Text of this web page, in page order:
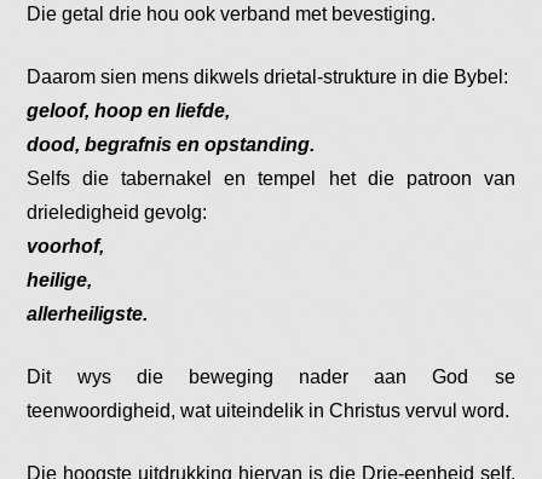
Die getal drie hou ook verband met bevestiging.
Daarom sien mens dikwels drietal-strukture in die Bybel:
geloof, hoop en liefde,
dood, begrafnis en opstanding.
Selfs die tabernakel en tempel het die patroon van
drieledigheid gevolg:
voorhof,
heilige,
allerheiligste.
Dit wys die beweging nader aan God se
teenwoordigheid, wat uiteindelik in Christus vervul word.
Die hoogste uitdrukking hiervan is die Drie-eenheid self.